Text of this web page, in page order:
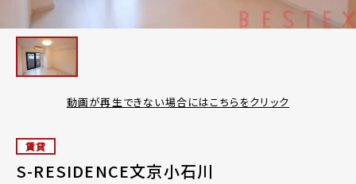
動画が再生できない場合にはこちらをクリック
賃貸
S-RESIDENCE文京小石川